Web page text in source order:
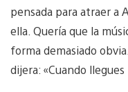
pensada para atraer a
ella. Quería que la
forma demasiado
dijera: «Cuando